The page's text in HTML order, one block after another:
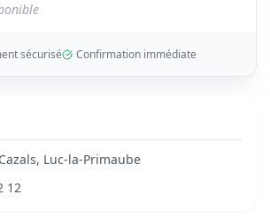
sécurisé Confirmation immédiate
, Luc-la-Primaube
12